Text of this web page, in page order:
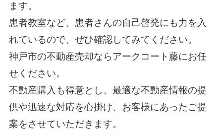
ます。
患者教室など、患者さんの自己啓発にも力を入
れているので、ぜひ確認してみてください。
神戸市の不動産売却なら アークコート藤にお任
せ ください。
不動産購入も得意とし、最適な不動産情報の提
供や迅速な対応を心掛け、お客様にあったご提
案をさせていただきます。